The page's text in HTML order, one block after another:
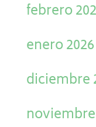
febrero
enero 2026
diciembre